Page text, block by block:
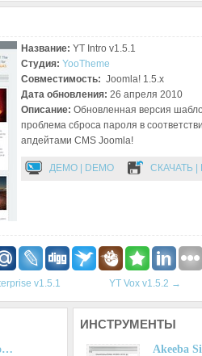
Название: YT Intro v1.5.1
Студия: YooTheme
Совместимость: Joomla! 1.5.x
Дата обновления: 26 апреля 2010
Описание: Обновленная версия
проблема сброса пароля в
апдейтами CMS Joomla!
ДЕМО | DEMO СКАЧАТЬ |
v1.5.1 YT Vox v1.5.2 →
ИНСТРУМЕНТЫ
Akeeba